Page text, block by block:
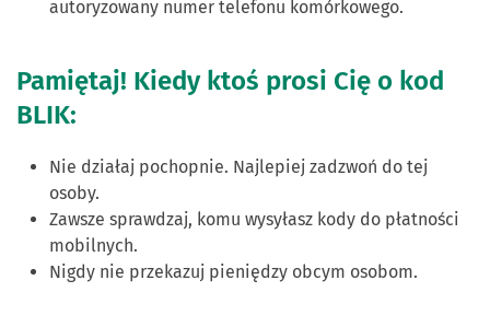
autoryzowany numer telefonu komórkowego.
Pamiętaj! Kiedy ktoś prosi Cię o kod
BLIK:
Nie działaj pochopnie. Najlepiej zadzwoń do tej
osoby.
Zawsze sprawdzaj, komu wysyłasz kody do płatności
mobilnych.
Nigdy nie przekazuj pieniędzy obcym osobom.